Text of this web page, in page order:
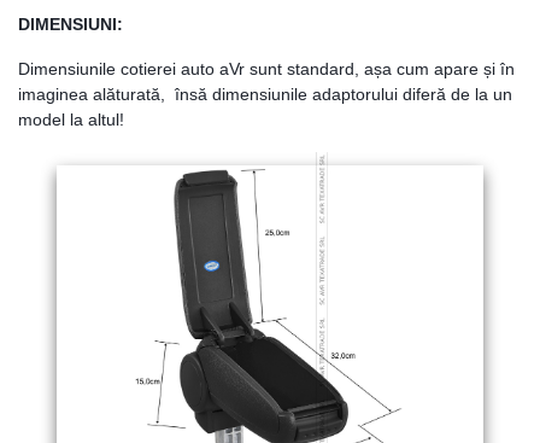
DIMENSIUNI:
Dimensiunile cotierei auto aVr sunt standard,așa cum apare și în
imaginea alăturată,însă dimensiunile adaptorului diferă de la un
model la altul!